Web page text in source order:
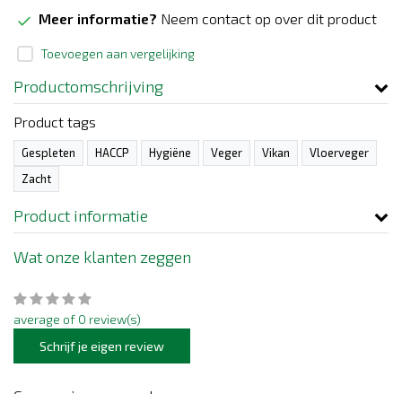
Meer informatie? Neem contact op over dit product
Toevoegen aan vergelijking
Productomschrijving
Product tags
Gespleten HACCP Hygiëne Veger Vikan
Vloerveger
Zacht
Product informatie
Wat onze klanten zeggen
average of 0 review(s)
Schrijf je eigen review